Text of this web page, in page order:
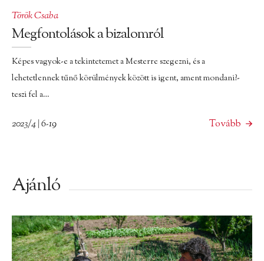
Török Csaba
Megfontolások a bizalomról
Képes vagyok-e a tekintetemet a Mesterre szegezni, és a
lehetetlennek tűnő körülmények között is igent, ament mondani?-
teszi fel a…
2023/4 | 6-19 Tovább
Ajánló